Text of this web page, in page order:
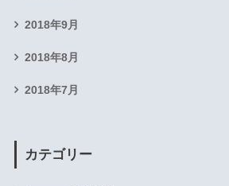
2018年9月
2018年8月
2018年7月
カテゴリー